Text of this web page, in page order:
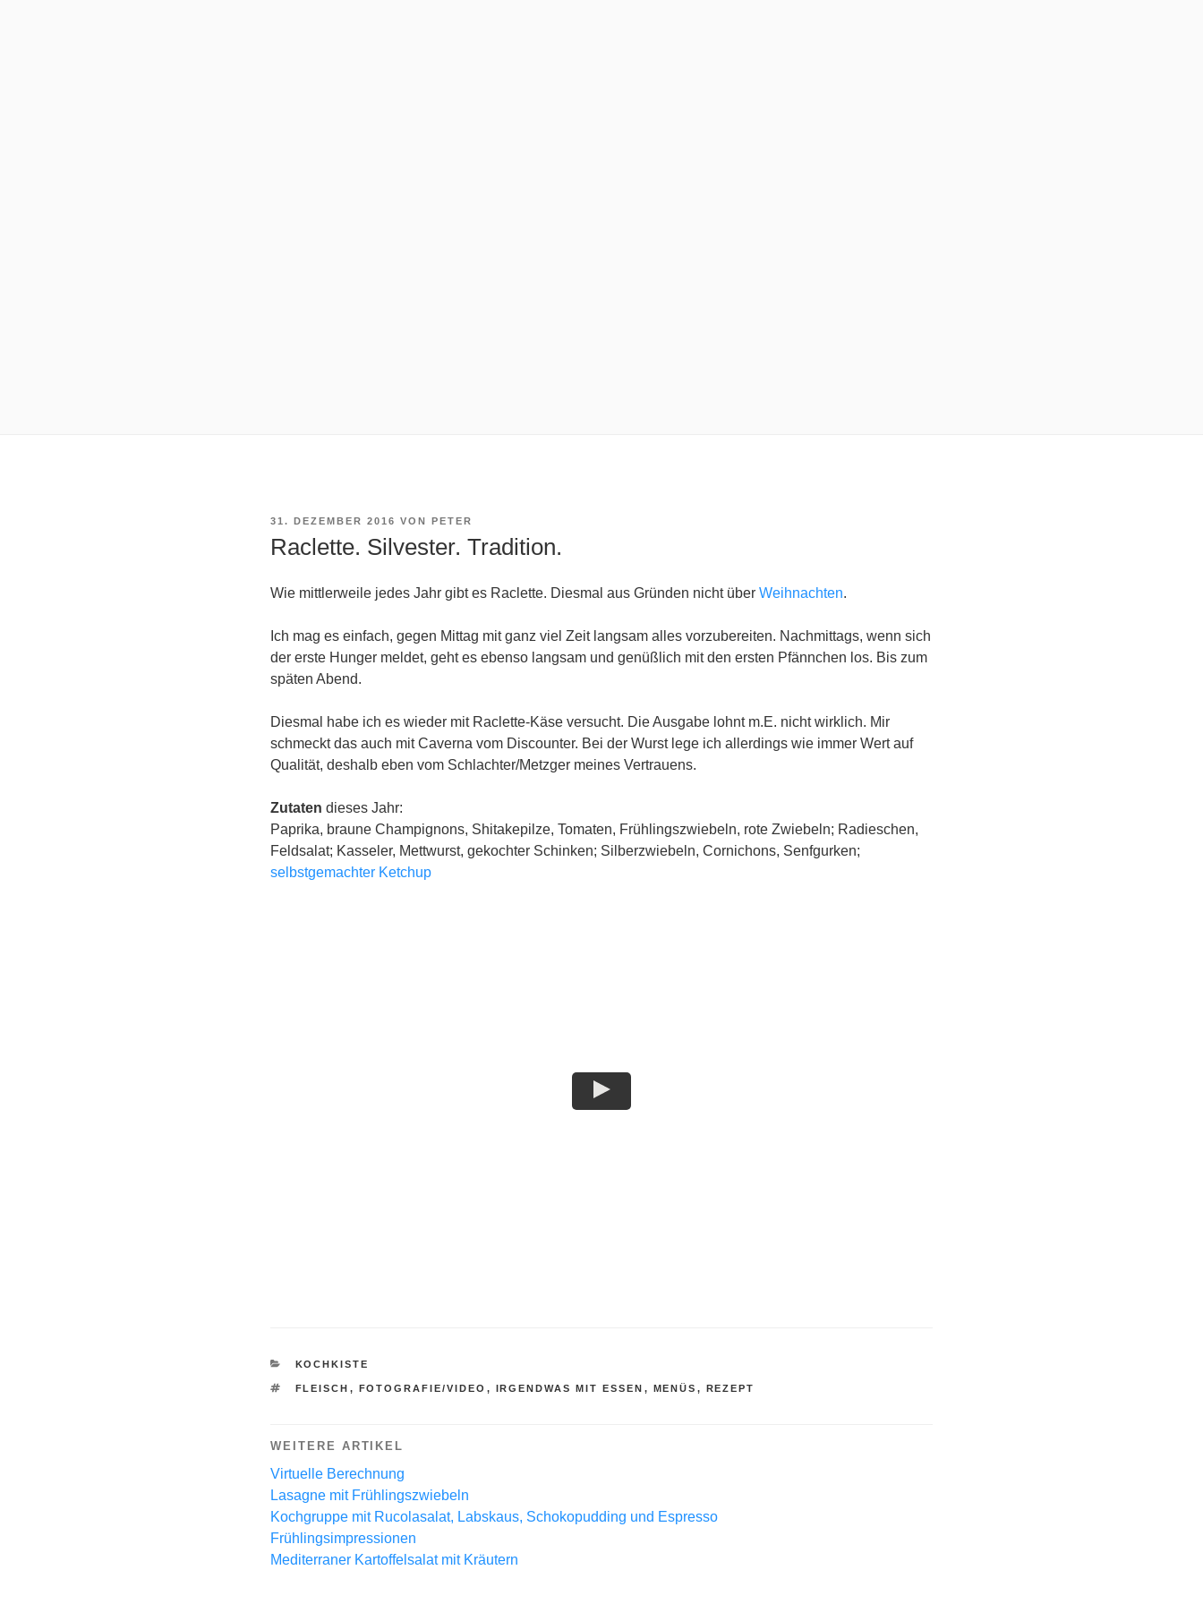
VERÖFFENTLICHT
31. DEZEMBER 2016 VON PETER
Raclette. Silvester. Tradition.
Wie mittlerweile jedes Jahr gibt es Raclette. Diesmal aus Gründen nicht über Weihnachten.
Ich mag es einfach, gegen Mittag mit ganz viel Zeit langsam alles vorzubereiten. Nachmittags, wenn sich
der erste Hunger meldet, geht es ebenso langsam und genüßlich mit den ersten Pfännchen los. Bis zum
späten Abend.
Diesmal habe ich es wieder mit Raclette-Käse versucht. Die Ausgabe lohnt m.E. nicht wirklich. Mir
schmeckt das auch mit Caverna vom Discounter. Bei der Wurst lege ich allerdings wie immer Wert auf
Qualität, deshalb eben vom Schlachter/Metzger meines Vertrauens.
Zutaten dieses Jahr:
Paprika, braune Champignons, Shitakepilze, Tomaten, Frühlingszwiebeln, rote Zwiebeln; Radieschen,
Feldsalat; Kasseler, Mettwurst, gekochter Schinken; Silberzwiebeln, Cornichons, Senfgurken;
selbstgemachter Ketchup
KATEGORIEN
KOCHKISTE
SCHLAGWÖRTER
FLEISCH , FOTOGRAFIE/VIDEO , IRGENDWAS MIT ESSEN , MENÜS , REZEPT
WEITERE ARTIKEL
Virtuelle Berechnung
Lasagne mit Frühlingszwiebeln
Kochgruppe mit Rucolasalat, Labskaus, Schokopudding und Espresso
Frühlingsimpressionen
Mediterraner Kartoffelsalat mit Kräutern